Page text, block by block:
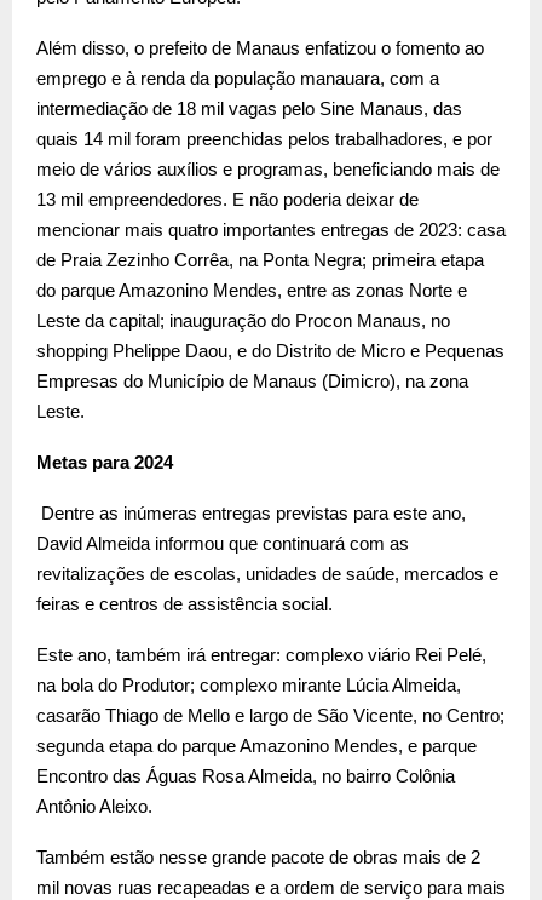
Além disso, o prefeito de Manaus enfatizou o fomento ao
emprego e à renda da população manauara, com a
intermediação de 18 mil vagas pelo Sine Manaus, das
quais 14 mil foram preenchidas pelos trabalhadores, e por
meio de vários auxílios e programas, beneficiando mais de
13 mil empreendedores. E não poderia deixar de
mencionar mais quatro importantes entregas de 2023: casa
de Praia Zezinho Corrêa, na Ponta Negra; primeira etapa
do parque Amazonino Mendes, entre as zonas Norte e
Leste da capital; inauguração do Procon Manaus, no
shopping Phelippe Daou, e do Distrito de Micro e Pequenas
Empresas do Município de Manaus (Dimicro), na zona
Leste.
Metas para 2024
Dentre as inúmeras entregas previstas para este ano,
David Almeida informou que continuará com as
revitalizações de escolas, unidades de saúde, mercados e
feiras e centros de assistência social.
Este ano, também irá entregar: complexo viário Rei Pelé,
na bola do Produtor; complexo mirante Lúcia Almeida,
casarão Thiago de Mello e largo de São Vicente, no Centro;
segunda etapa do parque Amazonino Mendes, e parque
Encontro das Águas Rosa Almeida, no bairro Colônia
Antônio Aleixo.
Também estão nesse grande pacote de obras mais de 2
mil novas ruas recapeadas e a ordem de serviço para mais